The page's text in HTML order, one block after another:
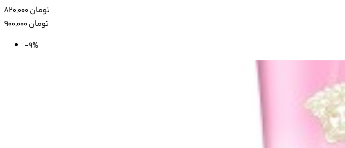
820,000 تومان
900,000 تومان
-9%